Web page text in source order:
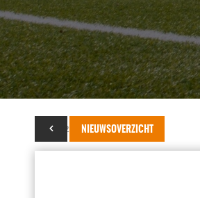
NIEUWSOVERZICHT
16 juli 2024